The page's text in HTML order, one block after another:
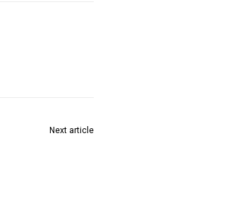
Next article